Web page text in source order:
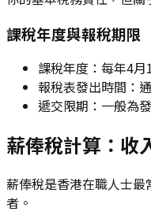
課稅年度與報稅期限
課稅年度：每年4月
報稅表發出時間：
遞交限期：一般為
薪俸稅計算：收
薪俸稅是香港在職人士
者。